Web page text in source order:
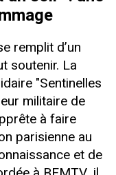
remplit d’un
soutenir. La
"Sentinelles
militaire de
à faire
parisienne au
et de